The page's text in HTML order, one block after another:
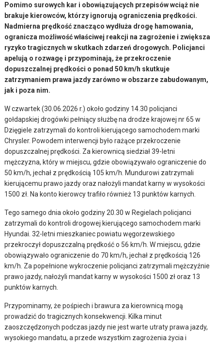
Pomimo surowych kar i obowiązujących przepisów wciąż nie
brakuje kierowców, którzy ignorują ograniczenia prędkości.
Nadmierna prędkość znacząco wydłuża drogę hamowania,
ogranicza możliwość właściwej reakcji na zagrożenie i zwiększa
ryzyko tragicznych w skutkach zdarzeń drogowych. Policjanci
apelują o rozwagę i przypominają, że przekroczenie
dopuszczalnej prędkości o ponad 50 km/h skutkuje
zatrzymaniem prawa jazdy zarówno w obszarze zabudowanym,
jak i poza nim.
W czwartek (30.06.2026 r.) około godziny 14.30 policjanci
gołdapskiej drogówki pełniący służbę na drodze krajowej nr 65 w
Dzięgiele zatrzymali do kontroli kierującego samochodem marki
Chrysler. Powodem interwencji było rażące przekroczenie
dopuszczalnej prędkości. Za kierownicą siedział 39-letni
mężczyzna, który w miejscu, gdzie obowiązywało ograniczenie do
50 km/h, jechał z prędkością 105 km/h. Mundurowi zatrzymali
kierującemu prawo jazdy oraz nałożyli mandat karny w wysokości
1500 zł. Na konto kierowcy trafiło również 13 punktów karnych.
Tego samego dnia około godziny 20.30 w Regielach policjanci
zatrzymali do kontroli drogowej kierującego samochodem marki
Hyundai. 32-letni mieszkaniec powiatu węgorzewskiego
przekroczył dopuszczalną prędkość o 56 km/h. W miejscu, gdzie
obowiązywało ograniczenie do 70 km/h, jechał z prędkością 126
km/h. Za popełnione wykroczenie policjanci zatrzymali mężczyźnie
prawo jazdy, nałożyli mandat karny w wysokości 1500 zł oraz 13
punktów karnych.
Przypominamy, że pośpiech i brawura za kierownicą mogą
prowadzić do tragicznych konsekwencji. Kilka minut
zaoszczędzonych podczas jazdy nie jest warte utraty prawa jazdy,
wysokiego mandatu, a przede wszystkim zagrożenia życia i